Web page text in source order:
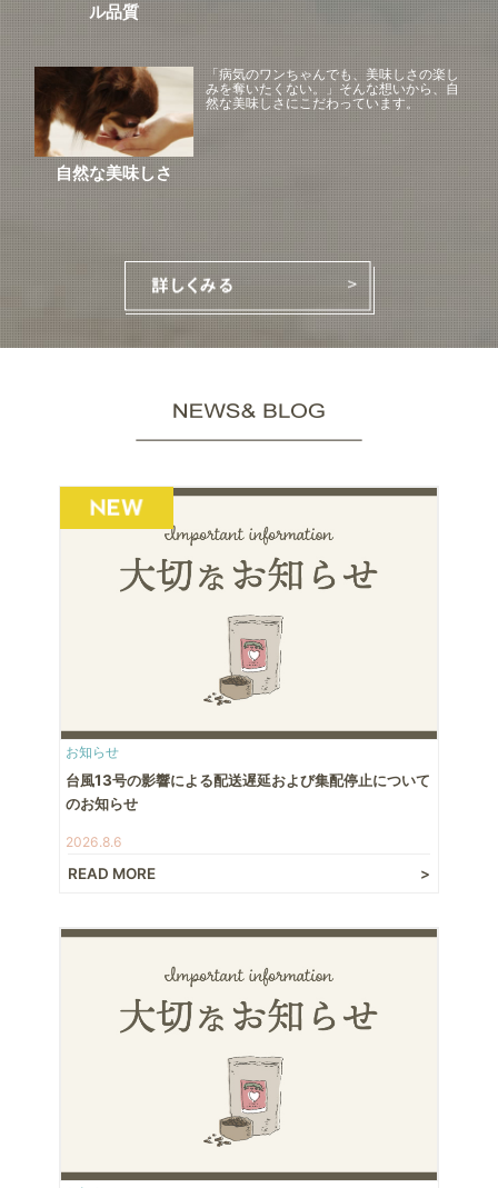
ル品質
自然な美味しさ
「病気のワンちゃんでも、美味しさの楽し
みを奪いたくない。」そんな想いから、自
然な美味しさにこだわっています。
お知らせ
台風13号の影響による配送遅延および集配停止について
のお知らせ
2026.8.6
READ MORE